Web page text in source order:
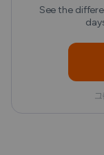
See the